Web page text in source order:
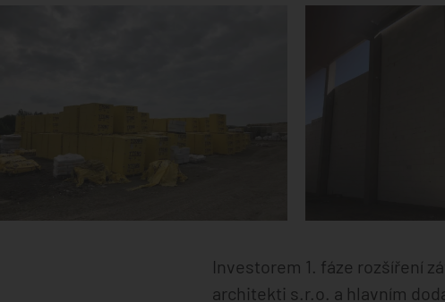
Investorem 1. fáze rozšíření
architekti s.r.o. a hlavním